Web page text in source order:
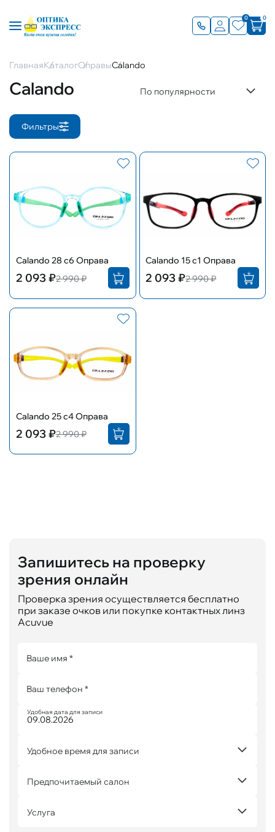
0 0
ГлавнаяКаталогОправыCalando
Calando По популярности
Фильтры
Calando 28 c6 Оправа
2 093 ₽2 990 ₽
Calando 15 c1 Оправа
2 093 ₽2 990 ₽
Calando 25 c4 Оправа
2 093 ₽2 990 ₽
Запишитесь на проверку
зрения онлайн
Проверка зрения осуществляется бесплатно
при заказе очков или покупке контактных линз
Acuvue
Ваше имя *
Ваш телефон *
Удобная дата для записи
Удобное время для записи
Предпочитаемый салон
Услуга